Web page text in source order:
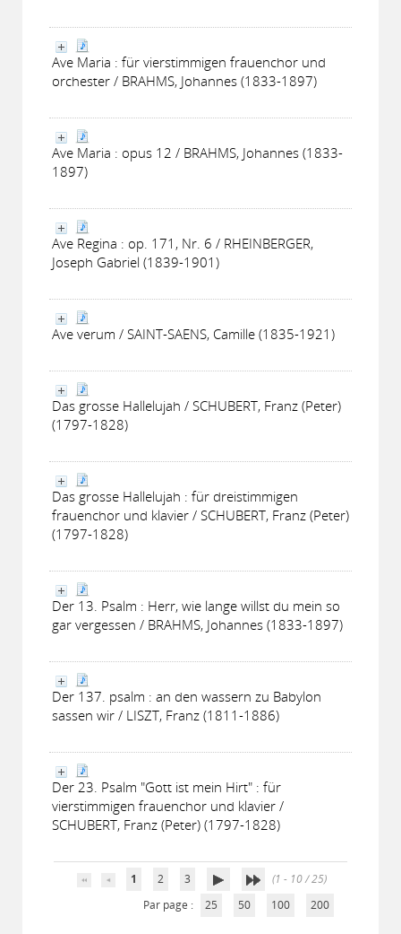
Ave Maria : für vierstimmigen frauenchor und
orchester / BRAHMS, Johannes (1833-1897)
Ave Maria : opus 12 / BRAHMS, Johannes (1833-
1897)
Ave Regina : op. 171, Nr. 6 / RHEINBERGER,
Joseph Gabriel (1839-1901)
Ave verum / SAINT-SAENS, Camille (1835-1921)
Das grosse Hallelujah / SCHUBERT, Franz (Peter)
(1797-1828)
Das grosse Hallelujah : für dreistimmigen
frauenchor und klavier / SCHUBERT, Franz (Peter)
(1797-1828)
Der 13. Psalm : Herr, wie lange willst du mein so
gar vergessen / BRAHMS, Johannes (1833-1897)
Der 137. psalm : an den wassern zu Babylon
sassen wir / LISZT, Franz (1811-1886)
Der 23. Psalm "Gott ist mein Hirt" : für
vierstimmigen frauenchor und klavier /
SCHUBERT, Franz (Peter) (1797-1828)
1 2 3
(1 - 10 / 25)
Par page :
25 50 100 200